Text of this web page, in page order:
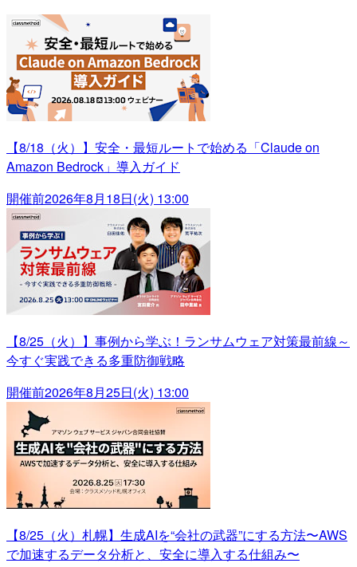
【8/18（火）】安全・最短ルートで始める「Claude on
Amazon Bedrock」導入ガイド
開催前2026年8月18日(火) 13:00
【8/25（火）】事例から学ぶ！ランサムウェア対策最前線～
今すぐ実践できる多重防御戦略
開催前2026年8月25日(火) 13:00
【8/25（火）札幌】生成AIを“会社の武器”にする方法〜AWS
で加速するデータ分析と、安全に導入する仕組み〜